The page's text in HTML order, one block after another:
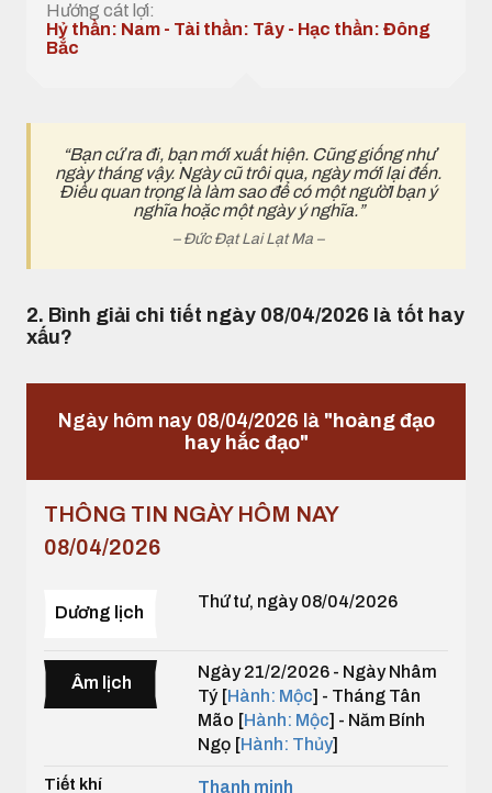
Hướng cát lợi:
Hỷ thần: Nam - Tài thần: Tây - Hạc thần: Đông
Bắc
“Bạn cứ ra đi, bạn mới xuất hiện. Cũng giống như
ngày tháng vậy. Ngày cũ trôi qua, ngày mới lại đến.
Điều quan trọng là làm sao để có một ngườI bạn ý
nghĩa hoặc một ngày ý nghĩa.”
– Đức Đạt Lai Lạt Ma –
2. Bình giải chi tiết ngày 08/04/2026 là tốt hay
xấu?
Ngày hôm nay 08/04/2026 là "hoàng đạo
hay hắc đạo"
THÔNG TIN NGÀY HÔM NAY
08/04/2026
Dương lịch
Thứ tư, ngày 08/04/2026
Âm lịch
Ngày 21/2/2026 - Ngày Nhâm
Tý [Hành: Mộc] - Tháng Tân
Mão [Hành: Mộc] - Năm Bính
Ngọ [Hành: Thủy]
Tiết khí Thanh minh